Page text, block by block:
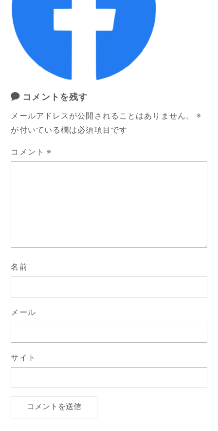
コメントを残す
メールアドレスが公開されることはありません。
※
が付いている欄は必須項目です
コメント※
名前
メール
サイト